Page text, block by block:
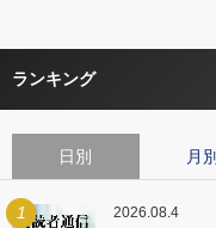
ランキング
日別 月別
1 2026.08.4